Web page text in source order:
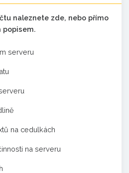
naleznete zde, nebo přímo
popisem.
serveru
na cedulkách
na serveru